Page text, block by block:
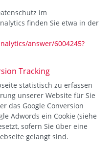
im
finden Sie etwa in der
answer/6004245?
Tracking
statistisch zu erfassen
unserer Website für Sie
das Google Conversion
Adwords ein Cookie (siehe
sofern Sie über eine
gelangt sind.